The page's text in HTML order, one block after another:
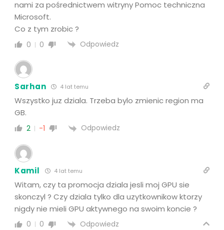
nami za pośrednictwem witryny Pomoc techniczna
Microsoft.
Co z tym zrobic ?
0 0 Odpowiedz
Sarhan 4 lat temu
Wszystko juz dziala. Trzeba bylo zmienic region ma
GB.
2 -1 Odpowiedz
Kamil 4 lat temu
Witam, czy ta promocja dziala jesli moj GPU sie
skonczyl ? Czy dziala tylko dla uzytkownikow ktorzy
nigdy nie mieli GPU aktywnego na swoim koncie ?
0 0 Odpowiedz